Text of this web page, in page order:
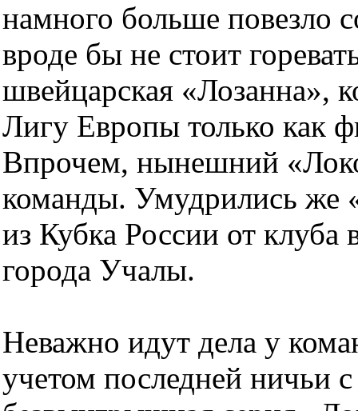
намного больше повезло
вроде бы не стоит
швейцарская «Лозанна»,
Лигу Европы только как
Впрочем, нынешний
команды. Умудрились же
из Кубка России от клуба
города Учалы.
Неважно идут дела у
учетом последней ничьи